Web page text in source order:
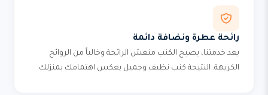
رائحة عطرة ونضافة دائمة
بعد خدمتنا، يصبح الكنب منعش الرائحة وخالياً من الروائح
الكريهة. النتيجة كنب نظيف وجميل يعكس اهتمامك بمنزلك.